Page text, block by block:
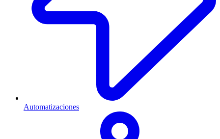
Automatizaciones